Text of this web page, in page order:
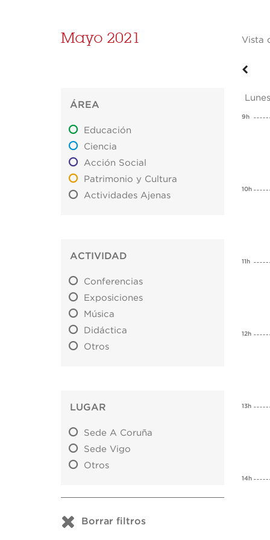
Mayo 2021 Vista
ÁREA
Educación
Ciencia
Acción Social
Patrimonio y Cultura
Actividades Ajenas
ACTIVIDAD
Conferencias
Exposiciones
Música
Didáctica
Otros
LUGAR
Sede A Coruña
Sede Vigo
Otros
Borrar filtros
9h
10h
11h
12h
13h
14h